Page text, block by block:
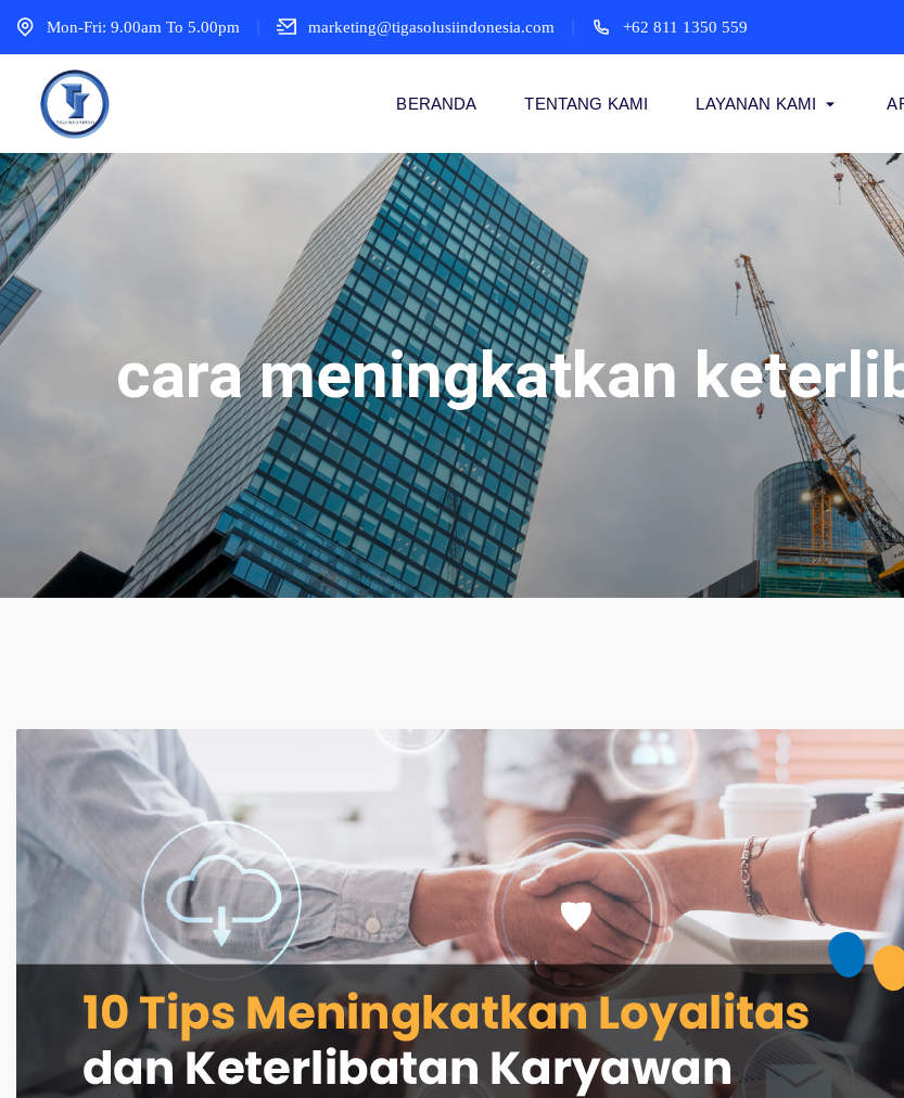
Mon-Fri: 9.00am To 5.00pm marketing@tigasolusiindonesia.com +62 811 1350 559
BERANDA TENTANG KAMI LAYANAN KAMI
cara meningkatkan